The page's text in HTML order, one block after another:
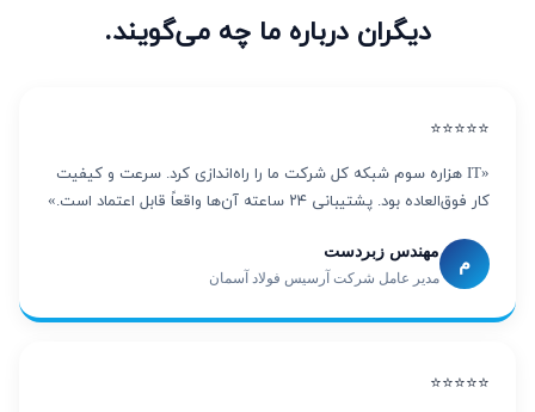
دیگران درباره ما چه می‌گویند.
⭐⭐⭐⭐⭐
«IT هزاره سوم شبکه کل شرکت ما را راه‌اندازی کرد. سرعت و کیفیت
کار فوق‌العاده بود. پشتیبانی ۲۴ ساعته آن‌ها واقعاً قابل اعتماد است.»
م
مهندس زبردست
مدیر عامل شرکت آرسیس فولاد آسمان
⭐⭐⭐⭐⭐